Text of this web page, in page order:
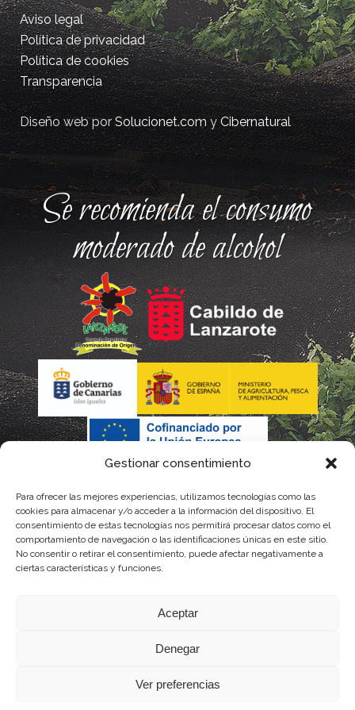
Gestionar consentimiento
Para ofrecer las mejores experiencias, utilizamos tecnologías como las
cookies para almacenar y/o acceder a la información del dispositivo. El
consentimiento de estas tecnologías nos permitirá procesar datos como el
comportamiento de navegación o las identificaciones únicas en este sitio.
No consentir o retirar el consentimiento, puede afectar negativamente a
ciertas características y funciones.
Aceptar
Denegar
Ver preferencias
Aviso legal
Política de privacidad
Política de cookies
Transparencia
Diseño web porSolucionet.comyCibernatural
Se recomienda el consumo
moderado de alcohol
La gestión de la DOP Lanzarote realizada por este Consejo
Regulador es financiada, parcialmente, por el Gobierno de
Canarias
Instituto Canario de Calidad Agroalimentaria